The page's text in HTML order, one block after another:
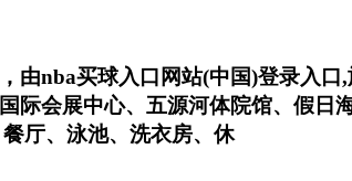
由nba买球入口网站(中国)登录入
际会展中心、五源河体院馆、假日
厅、泳池、洗衣房、休